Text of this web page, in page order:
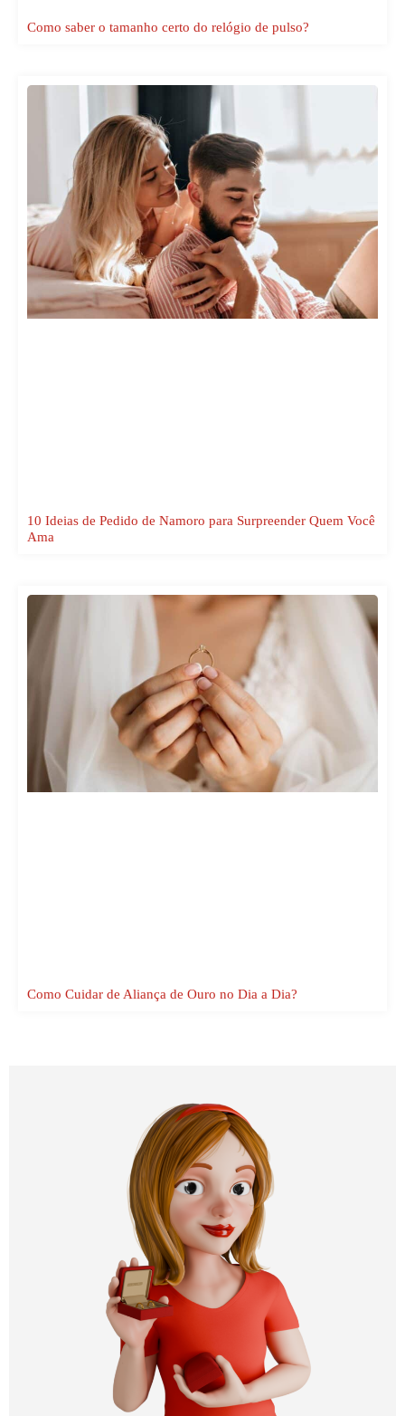
Como saber o tamanho certo do relógio de pulso?
10 Ideias de Pedido de Namoro para Surpreender Quem Você
Ama
Como Cuidar de Aliança de Ouro no Dia a Dia?